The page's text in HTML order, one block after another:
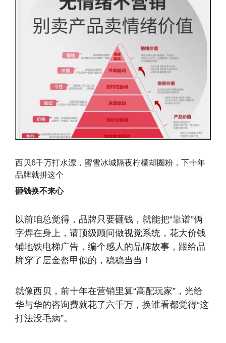
西贝6千万打水漂，蜜雪冰城隔夜柠檬却圈粉，下十年
品牌就拼这个
砸钱换不来心
以前咱总觉得，品牌只要砸钱，就能把“靠谱”俩
字焊在身上，请顶级顾问做视觉系统，花大价钱
铺地铁电梯广告，编个感人的品牌故事，跟给品
牌穿了层金盔甲似的，稳稳当当！
就像西贝，前十年在营销里算“高配玩家”，光给
华与华的咨询费就花了六千万，换谁看都觉得“这
打法没毛病”。